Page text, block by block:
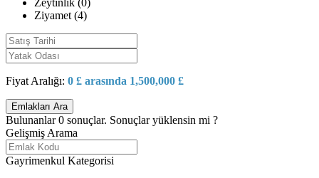
Zeytinlik (0)
Ziyamet (4)
Fiyat Aralığı: 0 £ arasında 1,500,000 £
Bulunanlar0 sonuçlar. Sonuçlar yüklensin mi ?
Gelişmiş Arama
Gayrimenkul Kategorisi